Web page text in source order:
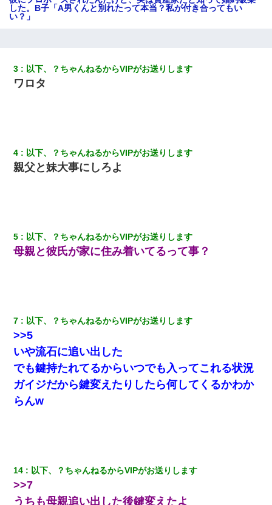
した。B子「A男くんと別れたって本当？私が付き合ってもい
い？」
亡くなってしまい…
小学生の妹が20代の弟とチューしてるのに、見て見ぬふりの親を
らいなら、渡さないほうがマシだからね」→ ６０万したと話した
ら・・・
ずっとニートだと思ってた同居の義弟が投資で旦那より稼いでる
とか知らなかった…
元夫の連れ子「俺の結婚式の時くらい、母親としての責任を果た
そうとは思わないのか！」→どうも連れ子は…
彼女との行為を録画した結果→衝撃の事実が判明したｗｗｗｗｗ
ｗ
【まぬけ】夫「離婚だ！」私「わかった。で？」夫「慰謝料
だ！」私「いいけど弁護士通して。私も請求する」夫「」
3 以下、？ちゃんねるからVIPがお送りします
ワロタ
4 以下、？ちゃんねるからVIPがお送りします
親父と妹大事にしろよ
5 以下、？ちゃんねるからVIPがお送りします
母親と彼氏が家に住み着いてるって事？
7 以下、？ちゃんねるからVIPがお送りします
>>5
いや流石に追い出した
でも鍵持たれてるからいつでも入ってこれる状況
ガイジだから鍵変えたりしたら何してくるかわか
らんw
14 以下、？ちゃんねるからVIPがお送りします
>>7
うちも母親追い出した後鍵変えたよ